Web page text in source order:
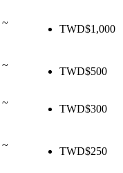
~
TWD$1,000
~
TWD$500
~
TWD$300
~
TWD$250